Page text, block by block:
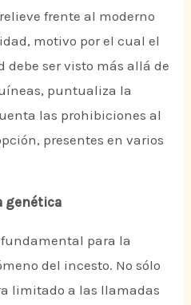
frente al moderno
motivo por el cual el
ser visto más allá de
puntualiza la
las prohibiciones al
presentes en varios
genética
para la
del incesto. No sólo
limitado a las llamadas